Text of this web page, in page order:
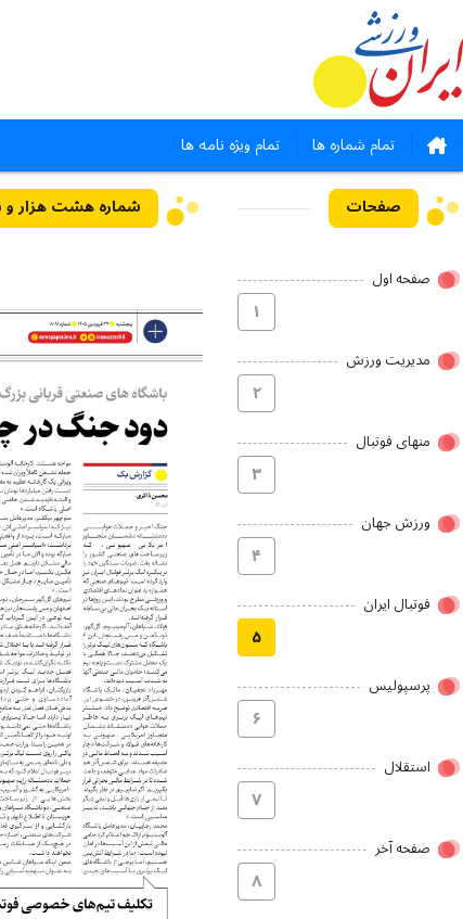
تمام شماره ها تمام ویژه نامه ها
صفحات
صفحه اول
۱
مدیریت ورزش
۲
منهای فوتبال
۳
ورزش جهان
۴
فوتبال ایران
۵
پرسپولیس
۶
استقلال
۷
صفحه آخر
۸
شماره هشت هزار و نود و یک -